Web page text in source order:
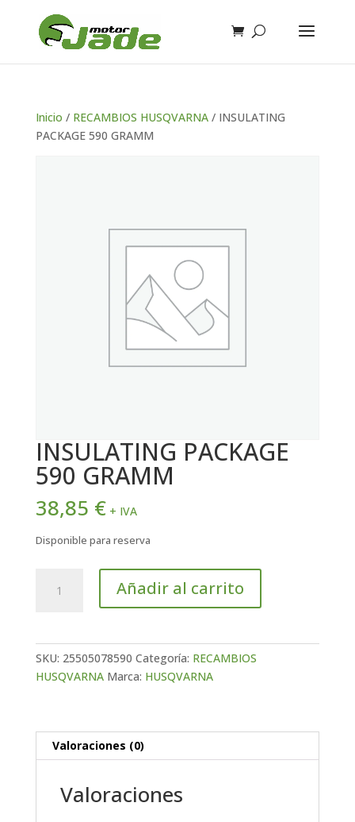
Inicio / RECAMBIOS HUSQVARNA/ INSULATING
PACKAGE 590 GRAMM
INSULATING PACKAGE
590 GRAMM
38,85 € + IVA
Disponible para reserva
PACKAGE
Añadir al carrito
SKU: 25505078590 Categoría: RECAMBIOS
HUSQVARNA Marca: HUSQVARNA
Valoraciones (0)
Valoraciones